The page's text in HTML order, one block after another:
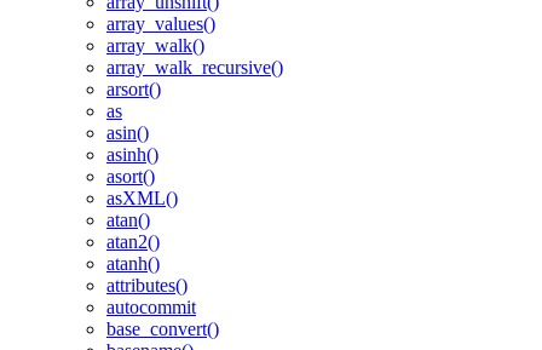
array_values()
array_walk()
array_walk_recursive()
arsort()
as
asin()
asinh()
asort()
asXML()
atan()
atan2()
atanh()
attributes()
autocommit
base_convert()